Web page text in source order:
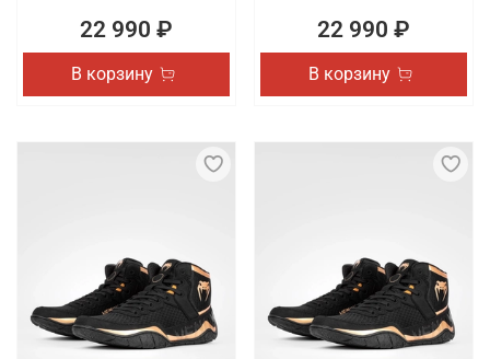
22 990 ₽
В корзину
22 990 ₽
В корзину